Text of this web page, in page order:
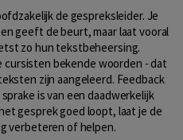
de gespreksleider. Je
geeft de beurt, maar laat vooral
zo hun tekstbeheersing.
bekende woorden - dat
zijn aangeleerd. Feedback
is van een daadwerkelijk
gesprek goed loopt, laat je de
verbeteren of helpen.